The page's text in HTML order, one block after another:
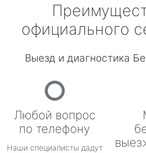
официального
Выезд и диагностика
Любой вопрос
по телефону
Наши специалисты дадут